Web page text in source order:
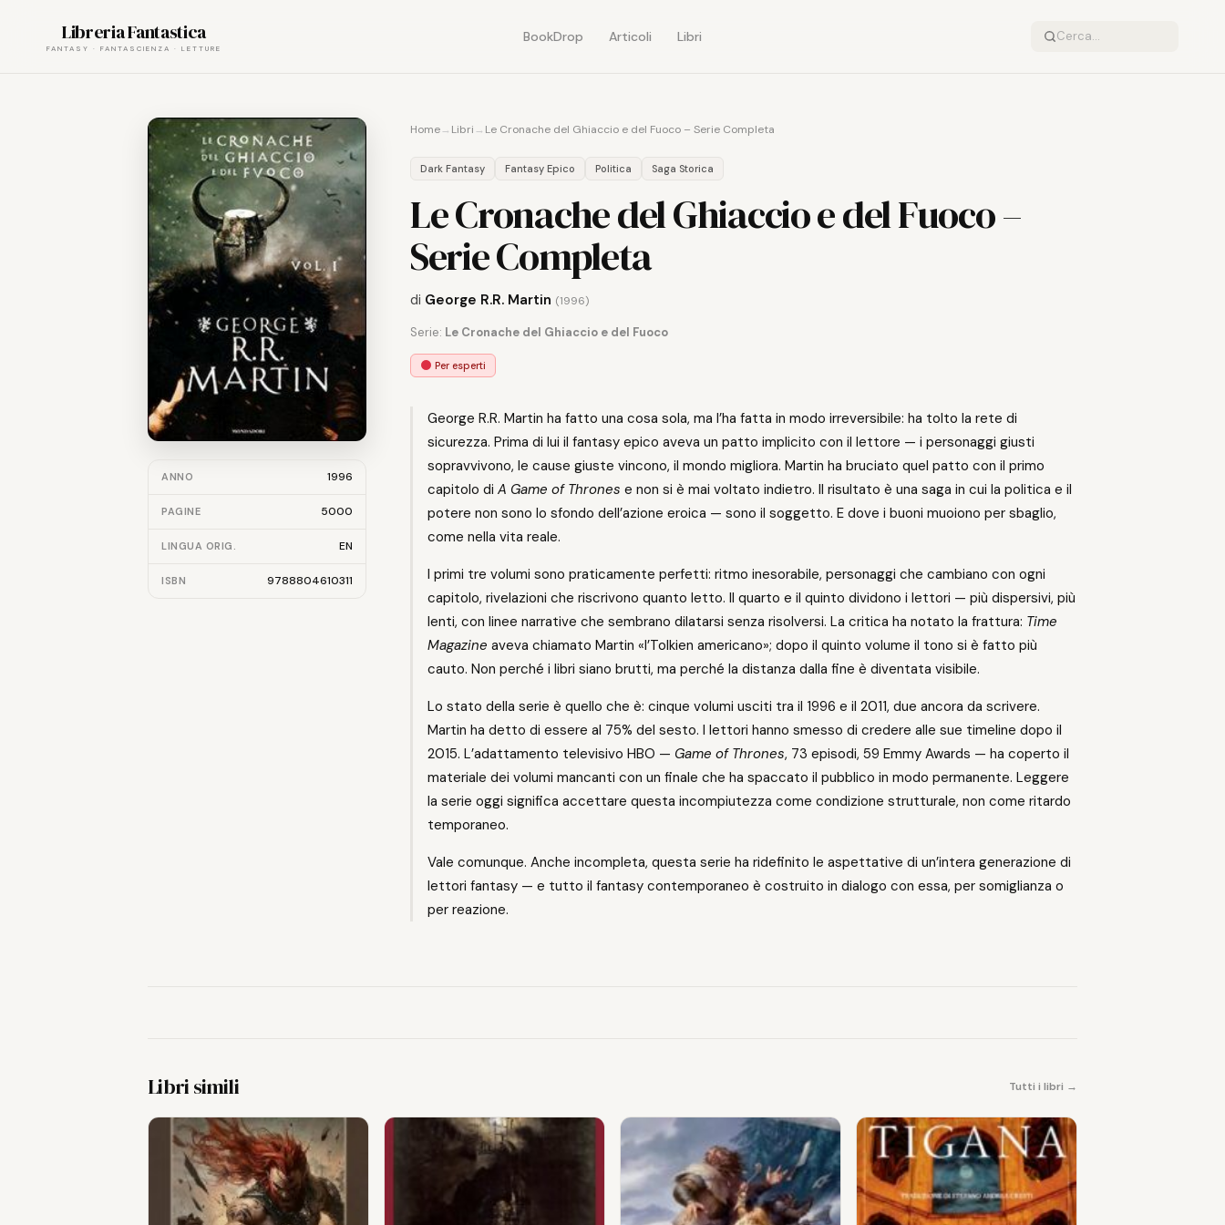
content
Libreria Fantastica BookDrop Articoli Libri
ANNO 1996
PAGINE 5000
LINGUA ORIG. EN
ISBN 9788804610311
Home→ Libri→ Le Cronache del Ghiaccio e del Fuoco – Serie Completa
Dark Fantasy Fantasy Epico Politica Saga Storica
Le Cronache del Ghiaccio e del Fuoco –
Serie Completa
di George R.R. Martin (1996)
Serie: Le Cronache del Ghiaccio e del Fuoco
Per esperti
George R.R. Martin ha fatto una cosa sola, ma l’ha fatta in modo irreversibile: ha tolto la rete di
sicurezza. Prima di lui il fantasy epico aveva un patto implicito con il lettore — i personaggi giusti
sopravvivono, le cause giuste vincono, il mondo migliora. Martin ha bruciato quel patto con il primo
capitolo di A Game of Thrones e non si è mai voltato indietro. Il risultato è una saga in cui la politica e il
potere non sono lo sfondo dell’azione eroica — sono il soggetto. E dove i buoni muoiono per sbaglio,
come nella vita reale.
I primi tre volumi sono praticamente perfetti: ritmo inesorabile, personaggi che cambiano con ogni
capitolo, rivelazioni che riscrivono quanto letto. Il quarto e il quinto dividono i lettori — più dispersivi, più
lenti, con linee narrative che sembrano dilatarsi senza risolversi. La critica ha notato la frattura: Time
Magazine aveva chiamato Martin «l’Tolkien americano»; dopo il quinto volume il tono si è fatto più
cauto. Non perché i libri siano brutti, ma perché la distanza dalla fine è diventata visibile.
Lo stato della serie è quello che è: cinque volumi usciti tra il 1996 e il 2011, due ancora da scrivere.
Martin ha detto di essere al 75% del sesto. I lettori hanno smesso di credere alle sue timeline dopo il
2015. L’adattamento televisivo HBO — Game of Thrones, 73 episodi, 59 Emmy Awards — ha coperto il
materiale dei volumi mancanti con un finale che ha spaccato il pubblico in modo permanente. Leggere
la serie oggi significa accettare questa incompiutezza come condizione strutturale, non come ritardo
temporaneo.
Vale comunque. Anche incompleta, questa serie ha ridefinito le aspettative di un’intera generazione di
lettori fantasy — e tutto il fantasy contemporaneo è costruito in dialogo con essa, per somiglianza o
per reazione.
Libri simili Tutti i libri →